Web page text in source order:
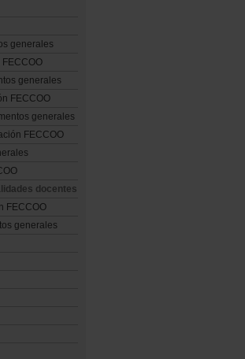
generales
generales
FECCOO
generales
FECCOO
docentes
FECCOO
generales